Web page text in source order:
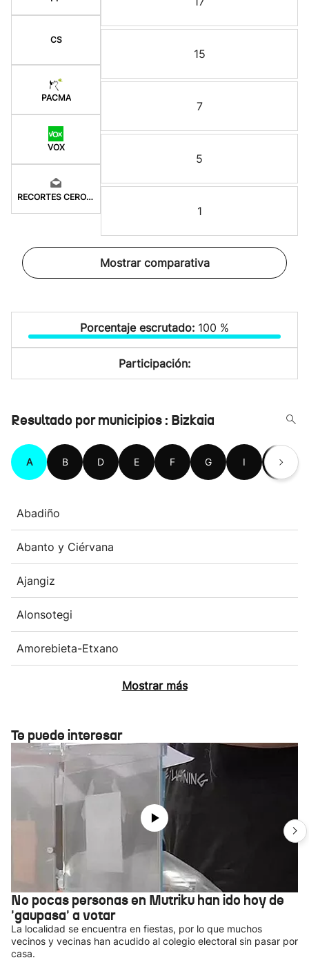
CS
PACMA
VOX
RECORTES CERO-GV
15
7
5
1
Mostrar comparativa
Porcentaje escrutado: 100 %
Participación:
Resultado por municipios : Bizkaia
A B D E F G I K
Abadiño
Abanto y Ciérvana
Ajangiz
Alonsotegi
Amorebieta-Etxano
Mostrar más
Te puede interesar
No pocas personas en Mutriku han ido hoy de
'gaupasa' a votar
La localidad se encuentra en fiestas, por lo que muchos
vecinos y vecinas han acudido al colegio electoral sin pasar por
casa.